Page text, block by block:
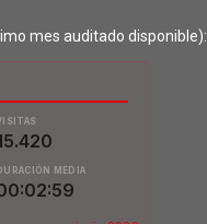
mes auditado disponible):